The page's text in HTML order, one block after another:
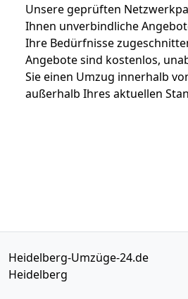
Unsere geprüften
Ihnen unverbindliche
Ihre Bedürfnisse
Angebote sind kostenlos,
Sie einen Umzug innerhalb
außerhalb Ihres aktuellen
Heidelberg-Umzüge-24.de
Heidelberg